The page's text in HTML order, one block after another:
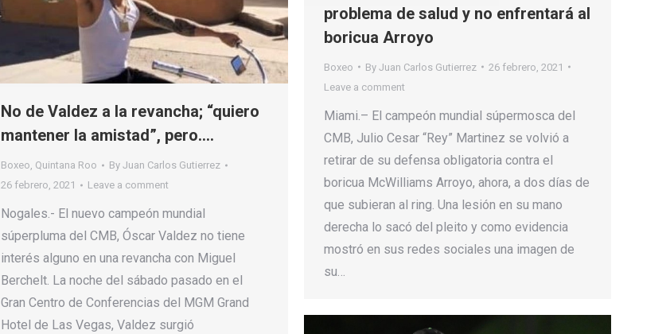
problema de salud y no enfrentará al
boricua Arroyo
Boxeo By Juan Carlos Gutierrez
26 febrero, 2021
Leave a comment
Miami.– El campeón mundial súpermosca del
CMB, Julio Cesar “Rey” Martinez se volvió a
retirar de su defensa obligatoria contra el
boricua McWilliams Arroyo, ahora, a dos días de
que subieran al ring. Una lesión en su mano
derecha lo sacó del pleito y como evidencia
mostró en sus redes sociales una imagen de
su…
No de Valdez a la revancha; “quiero
mantener la amistad”, pero….
Boxeo, Quintana Roo By Juan Carlos Gutierrez
26 febrero, 2021
Leave a comment
Nogales.- El nuevo campeón mundial
súperpluma del CMB, Óscar Valdez no tiene
interés alguno en una revancha con Miguel
Berchelt. La noche del sábado pasado en el
Gran Centro de Conferencias del MGM Grand
Hotel de Las Vegas, Valdez surgió